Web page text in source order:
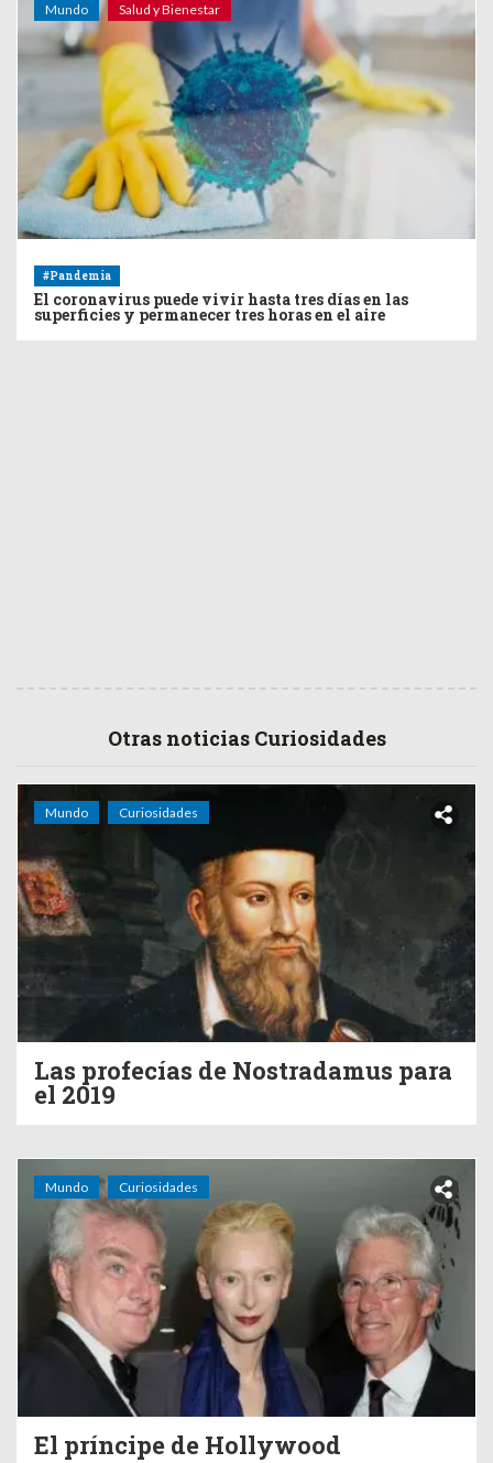
Mundo Salud y Bienestar
#Pandemia
El coronavirus puede vivir hasta tres días en las
superficies y permanecer tres horas en el aire
Otras noticias Curiosidades
Mundo Curiosidades
Las profecías de Nostradamus para
el 2019
Mundo Curiosidades
El príncipe de Hollywood